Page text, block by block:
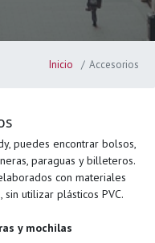
Inicio Accesorios
puedes encontrar bolsos,
paraguas y billeteros.
con materiales
utilizar plásticos PVC.
y mochilas